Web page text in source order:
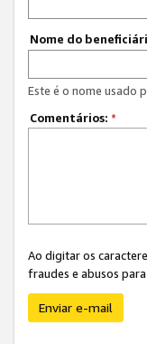
Nome do
Este é o nome usado
Comentários: *
Ao digitar os
fraudes e abusos
Enviar e-mail